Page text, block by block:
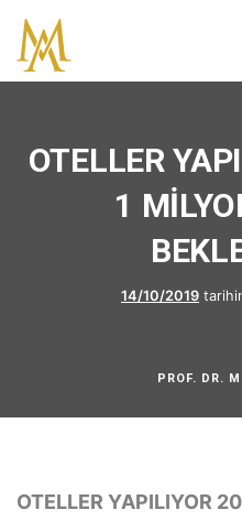
OTELLER
1
14/10/2019
PROF. DR.
OTELLER YAPILIYOR